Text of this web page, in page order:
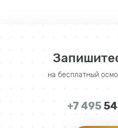
на бесплатный
+7 495